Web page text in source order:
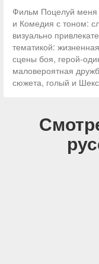
Фильм Поцелуй
и Комедия с тоном:
визуально
тематикой:
сцены боя, герой-
маловероятная
сюжета, голый и